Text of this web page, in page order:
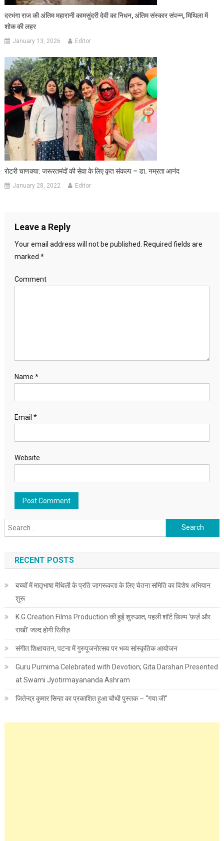
दरभंगा राज की अंतिम महारानी कामसुंदरी देवी का निधन, अंतिम संस्कार संपन्न, मिथिला में
शोक की लहर
January 13, 2026 Editor
रोटरी चाणक्या: जरूरतमंदों की सेवा के लिए कृत संकल्प – डा. नम्रता आनंद
January 28, 2022 Editor
Leave a Reply
Your email address will not be published. Required fields are
marked *
Comment
Name *
Email *
Website
Search for:
RECENT POSTS
बच्चों में मातृभाषा मैथिली के प्रति जागरूकता के लिए चेतना समिति का विशेष अभियान
शुरू
K.G Creation Films Production की हुई शुरुआत, पहली शॉर्ट फ़िल्म ‘फ़र्ज़ और
राखी’ जल्द होगी रिलीज़
संगीत शिक्षायतन, पटना में गुरुपूजनोत्सव पर भव्य सांस्कृतिक आयोजन
Guru Purnima Celebrated with Devotion; Gita Darshan Presented
at Swami Jyotirmayananda Ashram
जितेन्द्र कुमार सिन्हा का प्रकाशित हुआ चौथी पुस्तक – “गया जी”